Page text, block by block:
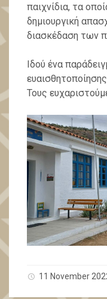
παιχνίδια, τα
δημιουργική
διασκέδαση των
Ιδού ένα
Τους
11 November